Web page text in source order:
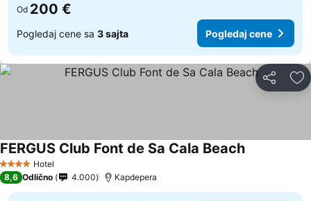
Od 200 €
Pogledaj cene sa 3 sajta Pogledaj cene
Deli
4 ZvezdiceHotel
FERGUS Club Font de Sa Cala Beach
8,6 Odlično 4.000 Kapdepera